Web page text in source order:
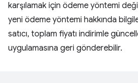
karşılamak için ödeme yöntemi
yeni ödeme yöntemi hakkında
satıcı, toplam fiyatı indirimle
uygulamasına geri gönderebilir.